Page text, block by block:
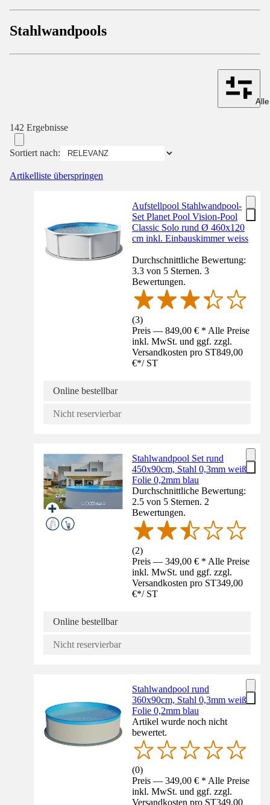
Stahlwandpools
142 Ergebnisse
Sortiert nach:
Artikelliste überspringen
Aufstellpool Stahlwandpool-
Set Planet Pool Vision-Pool
Classic Solo rund Ø 460x120
cm inkl. Einbauskimmer weiss
Durchschnittliche Bewertung:
3.3 von 5 Sternen. 3
Bewertungen.
(3)
Preis — 849,00 € * Alle Preise
inkl. MwSt. und ggf. zzgl.
Versandkosten pro ST849,00
€*/ ST
Online bestellbar
Nicht reservierbar
Stahlwandpool Set rund
450x90cm, Stahl 0,3mm weiß,
Folie 0,2mm blau
Durchschnittliche Bewertung:
2.5 von 5 Sternen. 2
Bewertungen.
(2)
Preis — 349,00 € * Alle Preise
inkl. MwSt. und ggf. zzgl.
Versandkosten pro ST349,00
€*/ ST
Online bestellbar
Nicht reservierbar
Stahlwandpool rund
360x90cm, Stahl 0,3mm weiß,
Folie 0,2mm blau
Artikel wurde noch nicht
bewertet.
(0)
Preis — 349,00 € * Alle Preise
inkl. MwSt. und ggf. zzgl.
Versandkosten pro ST349,00